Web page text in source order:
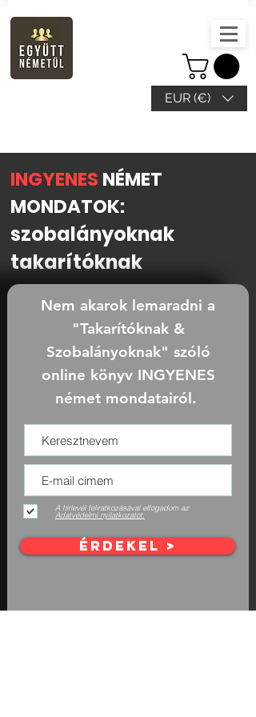
EUR (€)
INGYENES NÉMET
MONDATOK:
szobalányoknak
takarítóknak
Nem akarok lemaradni a
"Takarítóknak &
Szobalányoknak" szóló
online könyv INGYENES
német mondatairól.
A hírlevél feliratkozásával elfogadom az
Adatvédelmi nyilatkozatot.
ÉRDEKEL >